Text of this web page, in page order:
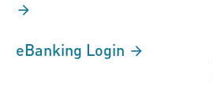
eBanking Login